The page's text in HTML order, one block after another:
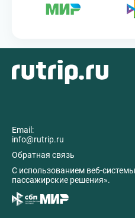
Email:
info@rutrip.ru
Обратная связь
C использованием веб-
пассажирские решения».